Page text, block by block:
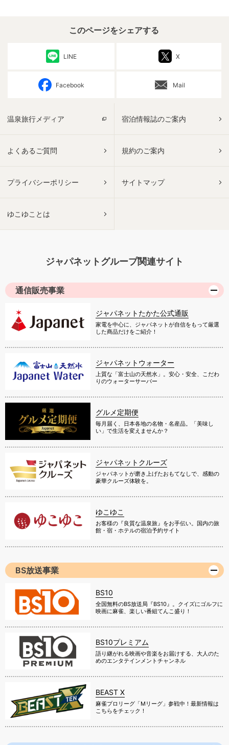
このページをシェアする
LINE X
Facebook Mail
温泉旅行メディア 宿泊情報誌のご案内
よくあるご質問 規約のご案内
プライバシーポリシー サイトマップ
ゆこゆことは
ジャパネットグループ関連サイト
通信販売事業
ジャパネットたかた公式通販
家電を中心に、ジャパネットが自信をもって厳選
した商品だけをご紹介！
ジャパネットウォーター
上質な「富士山の天然水」。安心・安全、こだわ
りのウォーターサーバー
グルメ定期便
毎月届く、日本各地の名物・名産品。「美味し
い」で生活を変えませんか？
ジャパネットクルーズ
ジャパネットが磨き上げたおもてなしで、感動の
豪華クルーズ体験を。
ゆこゆこ
お客様の『良質な温泉旅』をお手伝い。国内の旅
館・宿・ホテルの宿泊予約サイト
BS放送事業
BS10
全国無料のBS放送局『BS10』。クイズにゴルフに
映画に麻雀、楽しい番組てんこ盛り！
BS10プレミアム
語り継がれる映画や音楽をお届けする、大人のた
めのエンタテインメントチャンネル
BEAST X
麻雀プロリーグ「Mリーグ」参戦中！最新情報は
こちらをチェック！